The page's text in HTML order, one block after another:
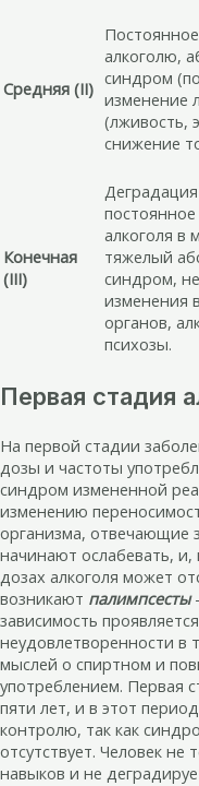
Средняя (II)
алкоголю,
синдром
изменение
(лживость,
снижение
Конечная
(III)
алкоголя в
тяжелый
синдром,
изменения
органов,
психозы.
Первая стадия
На первой стадии
дозы и частоты
синдром измененной
изменению
организма, отвечающие
начинают ослабевать,
дозах алкоголя может
возникают палимпсесты
зависимость
неудовлетворенности в
мыслей о спиртном и
употреблением. Первая
пяти лет, и в этот
контролю, так как
отсутствует. Человек
навыков и не